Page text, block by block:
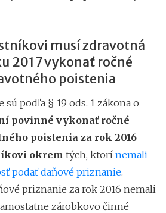
musí zdravotná
2017 vykonať ročné
poistenia
podľa § 19 ods. 1 zákona o
povinné vykonať ročné
poistenia za rok 2016
okrem tých, ktorí nemali
podať daňové priznanie.
priznanie za rok 2016 nemali
zárobkovo činné